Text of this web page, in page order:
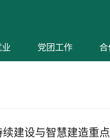
党团工作
建设与智慧建造重